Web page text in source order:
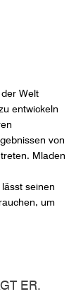
Welt
entwickeln
von
Mladen
seinen
um
ER.